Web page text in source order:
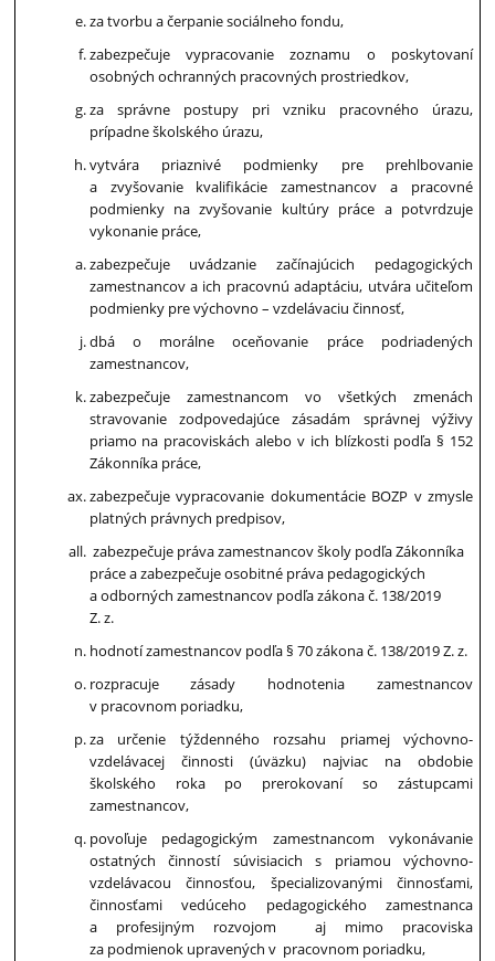
za tvorbu a čerpanie sociálneho fondu,
zabezpečuje vypracovanie zoznamu o poskytovaní
osobných ochranných pracovných prostriedkov,
za správne postupy pri vzniku pracovného úrazu,
prípadne školského úrazu,
vytvára priaznivé podmienky pre prehlbovanie
a zvyšovanie kvalifikácie zamestnancov a pracovné
podmienky na zvyšovanie kultúry práce a potvrdzuje
vykonanie práce,
zabezpečuje uvádzanie začínajúcich pedagogických
zamestnancov a ich pracovnú adaptáciu, utvára učiteľom
podmienky pre výchovno – vzdelávaciu činnosť,
dbá o morálne oceňovanie práce podriadených
zamestnancov,
zabezpečuje zamestnancom vo všetkých zmenách
stravovanie zodpovedajúce zásadám správnej výživy
priamo na pracoviskách alebo v ich blízkosti podľa § 152
Zákonníka práce,
zabezpečuje vypracovanie dokumentácie BOZP v zmysle
platných právnych predpisov,
zabezpečuje práva zamestnancov školy podľa Zákonníka
práce a zabezpečuje osobitné práva pedagogických
a odborných zamestnancov podľa zákona č. 138/2019
Z. z.
hodnotí zamestnancov podľa § 70 zákona č. 138/2019 Z. z.
rozpracuje zásady hodnotenia zamestnancov
v pracovnom poriadku,
za určenie týždenného rozsahu priamej výchovno-
vzdelávacej činnosti (úväzku) najviac na obdobie
školského roka po prerokovaní so zástupcami
zamestnancov,
povoľuje pedagogickým zamestnancom vykonávanie
ostatných činností súvisiacich s priamou výchovno-
vzdelávacou činnosťou, špecializovanými činnosťami,
činnosťami vedúceho pedagogického zamestnanca
a profesijným rozvojom aj mimo pracoviska
za podmienok upravených v pracovnom poriadku,